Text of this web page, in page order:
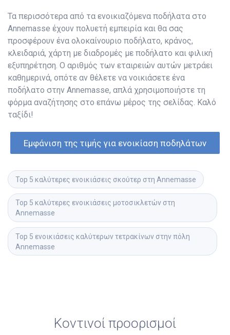
Τα περισσότερα από τα ενοικιαζόμενα ποδήλατα στο
Annemasse έχουν πολυετή εμπειρία και θα σας
προσφέρουν ένα ολοκαίνουριο ποδήλατο, κράνος,
κλειδαριά, χάρτη με διαδρομές με ποδήλατο και φιλική
εξυπηρέτηση. Ο αριθμός των εταιρειών αυτών μετράει
καθημερινά, οπότε αν θέλετε να νοικιάσετε ένα
ποδήλατο στην Annemasse, απλά χρησιμοποιήστε τη
φόρμα αναζήτησης στο επάνω μέρος της σελίδας. Καλό
ταξίδι!
Εμφάνιση της τιμής για ενοικίαση ποδηλάτων
Top 5 καλύτερες ενοικιάσεις σκούτερ στη Annemasse
Top 5 καλύτερες ενοικιάσεις μοτοσικλετών στη
Annemasse
Top 5 ενοικιάσεις καλύτερων τετρακίνων στην πόλη
Annemasse
Κοντινοί προορισμοί